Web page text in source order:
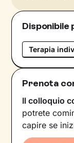
Disponibile
Terapia
Prenota
Il colloquio
potrete
capire se